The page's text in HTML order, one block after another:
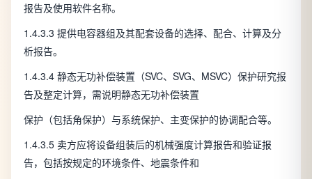
报告及使用软件名称。
1.4.3.3 提供电容器组及其配套设备的选择、配合、计算及分
析报告。
1.4.3.4 静态无功补偿装置（SVC、SVG、MSVC）保护研究报
告及整定计算，需说明静态无功补偿装置
保护（包括角保护）与系统保护、主变保护的协调配合等。
1.4.3.5 卖方应将设备组装后的机械强度计算报告和验证报
告，包括按规定的环境条件、地震条件和